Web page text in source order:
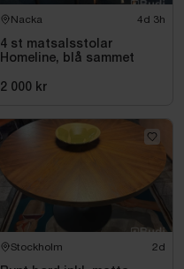
Nacka 4d 3h
4 st matsalsstolar
Homeline, blå sammet
2 000 kr
Stockholm 2d